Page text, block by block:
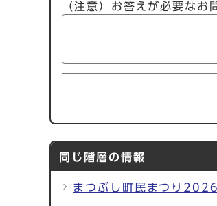
（注意）お答えが必要な
同じ階層の情報
まつぶし町民まつり